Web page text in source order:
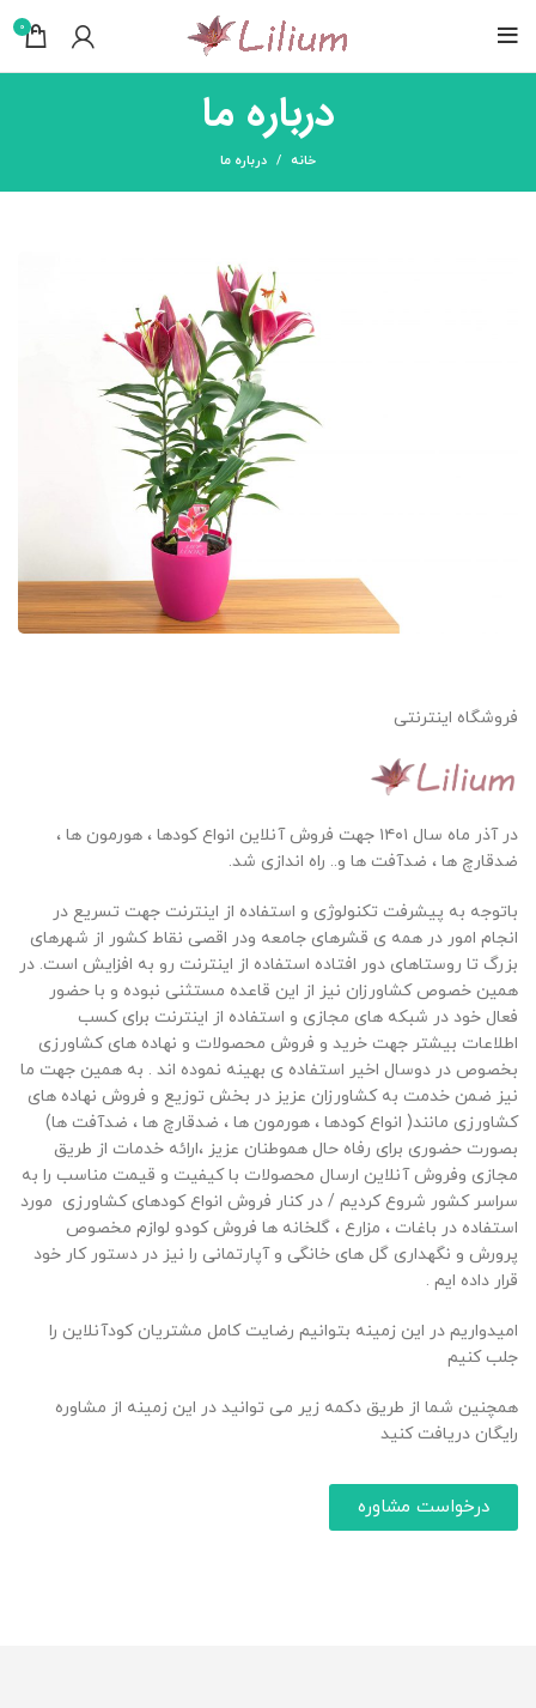
0
درباره ما
خانه درباره ما
فروشگاه اینترنتی
در آذر ماه سال ۱۴۰۱ جهت فروش آنلاین انواع کودها ، هورمون ها ،
ضدقارچ ها ، ضدآفت ها و.. راه اندازی شد.
باتوجه به پیشرفت تکنولوژی و استفاده از اینترنت جهت تسریع در
انجام امور در همه ی قشرهای جامعه ودر اقصی نقاط کشور از شهرهای
بزرگ تا روستاهای دور افتاده استفاده از اینترنت رو به افزایش است. در
همین خصوص کشاورزان نیز از این قاعده مستثنی نبوده و با حضور
فعال خود در شبکه های مجازی و استفاده از اینترنت برای کسب
اطلاعات بیشتر جهت خرید و فروش محصولات و نهاده های کشاورزی
بخصوص در دوسال اخیر استفاده ی بهینه نموده اند . به همین جهت ما
نیز ضمن خدمت به کشاورزان عزیز در بخش توزیع و فروش نهاده های
کشاورزی مانند( انواع کودها ، هورمون ها ، ضدقارچ ها ، ضدآفت ها)
بصورت حضوری برای رفاه حال هموطنان عزیز ،ارائه خدمات از طریق
مجازی وفروش آنلاین ارسال محصولات با کیفیت و قیمت مناسب را به
سراسر کشور شروع کردیم / در کنار فروش انواع کودهای کشاورزی مورد
استفاده در باغات ، مزارع ، گلخانه ها فروش کودو لوازم مخصوص
پرورش و نگهداری گل های خانگی و آپارتمانی را نیز در دستور کار خود
قرار داده ایم .
امیدواریم در این زمینه بتوانیم رضایت کامل مشتریان کودآنلاین را
جلب کنیم
همچنین شما از طریق دکمه زیر می توانید در این زمینه از مشاوره
رایگان دریافت کنید
درخواست مشاوره